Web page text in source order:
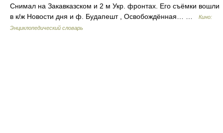
Снимал на Закавказском и 2 м Укр. фронтах. Его съёмки вошли
в к/ж Новости дня и ф. Будапешт , Освобождённая… …
Кино:
Энциклопедический словарь